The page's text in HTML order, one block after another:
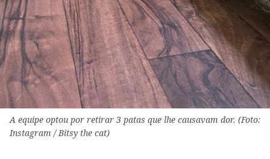
A equipe optou por retirar 3 patas que lhe causavam dor. (Foto:
Instagram / Bitsy the cat)